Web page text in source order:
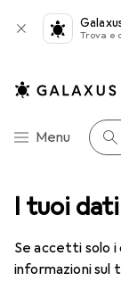
I tuoi
Se accetti solo i
informazioni sul
Trova e
Categoria
Menu Cerca
Lenti a contatto